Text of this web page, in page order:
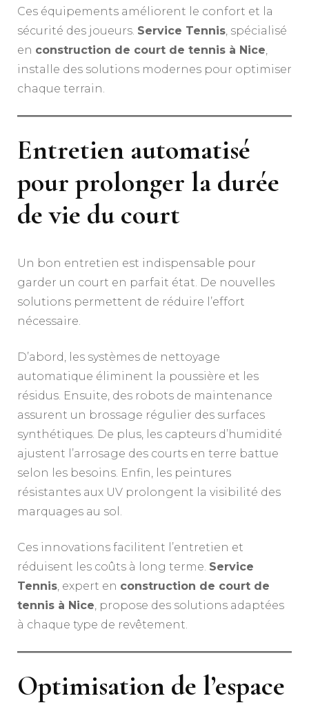
Ces équipements améliorent le confort et la
sécurité des joueurs. Service Tennis, spécialisé
en construction de court de tennis à Nice,
installe des solutions modernes pour optimiser
chaque terrain.
Entretien automatisé
pour prolonger la durée
de vie du court
Un bon entretien est indispensable pour
garder un court en parfait état. De nouvelles
solutions permettent de réduire l’effort
nécessaire.
D’abord, les systèmes de nettoyage
automatique éliminent la poussière et les
résidus. Ensuite, des robots de maintenance
assurent un brossage régulier des surfaces
synthétiques. De plus, les capteurs d’humidité
ajustent l’arrosage des courts en terre battue
selon les besoins. Enfin, les peintures
résistantes aux UV prolongent la visibilité des
marquages au sol.
Ces innovations facilitent l’entretien et
réduisent les coûts à long terme. Service
Tennis, expert en construction de court de
tennis à Nice, propose des solutions adaptées
à chaque type de revêtement.
Optimisation de l’espace